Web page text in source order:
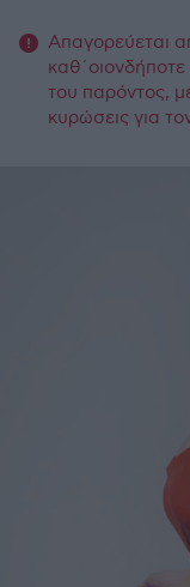
Απαγορεύεται
του παρόντος,
κυρώσεις για